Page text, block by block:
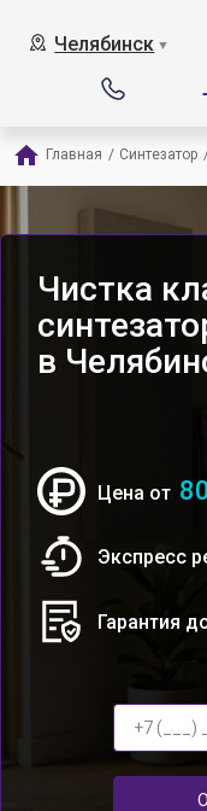
Челябинск ▼
Главная / Синтезатор
Чистка
в
Цена от
Экспресс
Гарантия